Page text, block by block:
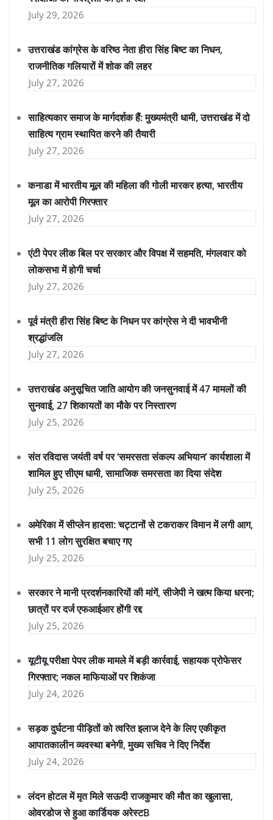
July 29, 2026
उत्तराखंड कांग्रेस के वरिष्ठ नेता हीरा सिंह बिष्ट का निधन,
राजनीतिक गलियारों में शोक की लहर
July 27, 2026
साहित्यकार समाज के मार्गदर्शक हैं: मुख्यमंत्री धामी, उत्तराखंड में दो
साहित्य ग्राम स्थापित करने की तैयारी
July 27, 2026
कनाडा में भारतीय मूल की महिला की गोली मारकर हत्या, भारतीय
मूल का आरोपी गिरफ्तार
July 27, 2026
एंटी पेपर लीक बिल पर सरकार और विपक्ष में सहमति, मंगलवार को
लोकसभा में होगी चर्चा
July 27, 2026
पूर्व मंत्री हीरा सिंह बिष्ट के निधन पर कांग्रेस ने दी भावभीनी
श्रद्धांजलि
July 27, 2026
उत्तराखंड अनुसूचित जाति आयोग की जनसुनवाई में 47 मामलों की
सुनवाई, 27 शिकायतों का मौके पर निस्तारण
July 25, 2026
संत रविदास जयंती वर्ष पर ‘समरसता संकल्प अभियान’ कार्यशाला में
शामिल हुए सीएम धामी, सामाजिक समरसता का दिया संदेश
July 25, 2026
अमेरिका में सीप्लेन हादसा: चट्टानों से टकराकर विमान में लगी आग,
सभी 11 लोग सुरक्षित बचाए गए
July 25, 2026
सरकार ने मानी प्रदर्शनकारियों की मांगें, सीजेपी ने खत्म किया धरना;
छात्रों पर दर्ज एफआईआर होंगी रद्द
July 25, 2026
यूटीयू परीक्षा पेपर लीक मामले में बड़ी कार्रवाई, सहायक प्रोफेसर
गिरफ्तार; नकल माफियाओं पर शिकंजा
July 24, 2026
सड़क दुर्घटना पीड़ितों को त्वरित इलाज देने के लिए एकीकृत
आपातकालीन व्यवस्था बनेगी, मुख्य सचिव ने दिए निर्देश
July 24, 2026
लंदन होटल में मृत मिले सऊदी राजकुमार की मौत का खुलासा,
ओवरडोज से हुआ कार्डियक अरेस्टB